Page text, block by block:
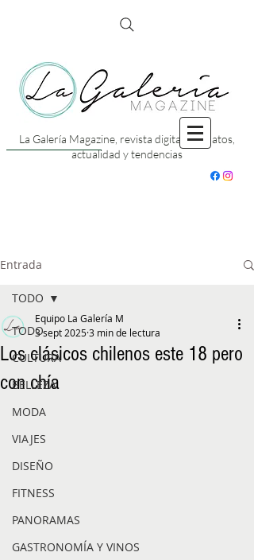
La Galería Magazine, revista digital con datos,
actualidad y tendencias
Entrada
TODO
CULTURA
BELLEZA
MODA
VIAJES
DISEÑO
FITNESS
PANORAMAS
GASTRONOMÍA Y VINOS
TODO
Los clásicos chilenos este 18 pero
con chía
Equipo La Galería M
3 sept 20253 min de lectura